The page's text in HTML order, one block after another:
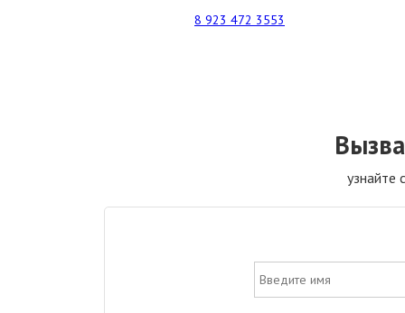
8 923 472 3553
узнайте